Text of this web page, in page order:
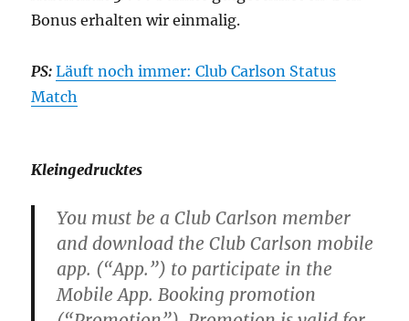
Bonus erhalten wir einmalig.
PS: Läuft noch immer: Club Carlson Status
Match
Kleingedrucktes
You must be a Club Carlson member
and download the Club Carlson mobile
app. (“App.”) to participate in the
Mobile App. Booking promotion